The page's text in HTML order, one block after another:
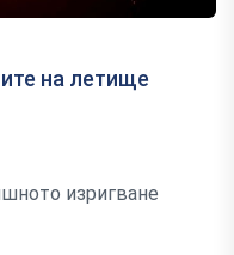
на летище
изригване